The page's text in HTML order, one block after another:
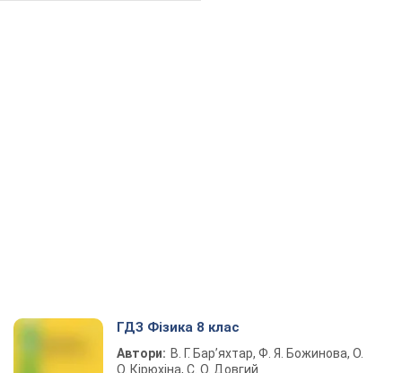
ГДЗ Фізика 8 клас
Автори: В. Г. Бар’яхтар, Ф. Я. Божинова, О.
О. Кірюхіна, С. О. Довгий